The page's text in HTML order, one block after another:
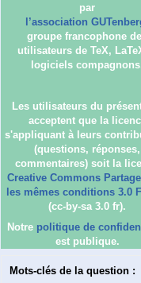
par
l’association
groupe francophone
utilisateurs de TeX,
logiciels
Les utilisateurs du
acceptent que la
s'appliquant à leurs
(questions, réponses,
commentaires) soit la
Creative Commons
les mêmes conditions 3.0
(cc-by-sa 3.0 fr).
Notre politique de
est publique.
Mots-clés de la question :